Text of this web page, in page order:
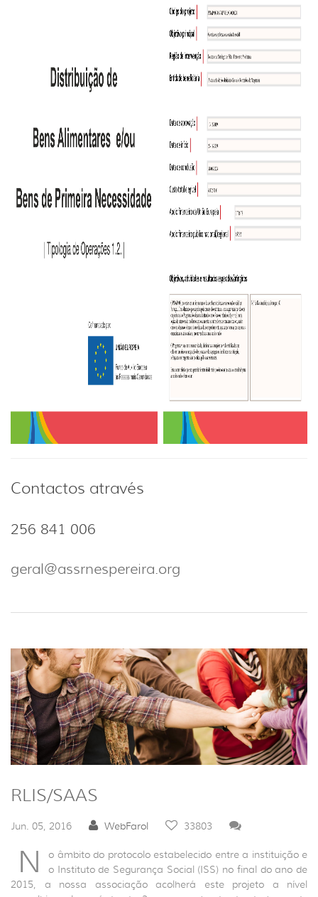
Contactos através
256 841 006
geral@assrnespereira.org
RLIS/SAAS
Jun. 05, 2016 WebFarol 33803
N
o âmbito do protocolo estabelecido entre a instituição e
o Instituto de Segurança Social (ISS) no final do ano de
2015, a nossa associação acolherá este projeto a nível